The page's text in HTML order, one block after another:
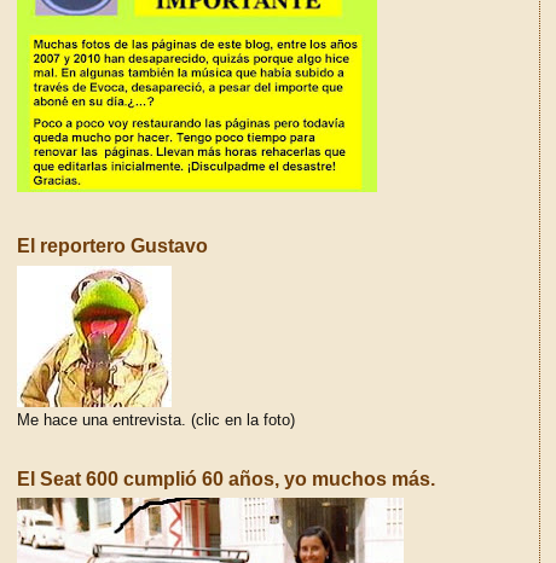
El reportero Gustavo
Me hace una entrevista. (clic en la foto)
El Seat 600 cumplió 60 años, yo muchos más.